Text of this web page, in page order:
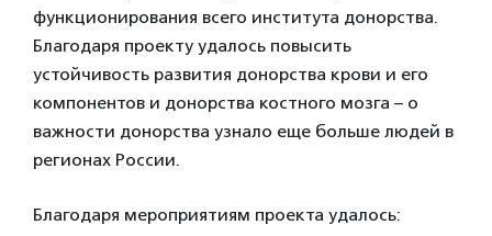
функционирования всего института донорства.
Благодаря проекту удалось повысить
устойчивость развития донорства крови и его
компонентов и донорства костного мозга – о
важности донорства узнало еще больше людей в
регионах России.
Благодаря мероприятиям проекта удалось: